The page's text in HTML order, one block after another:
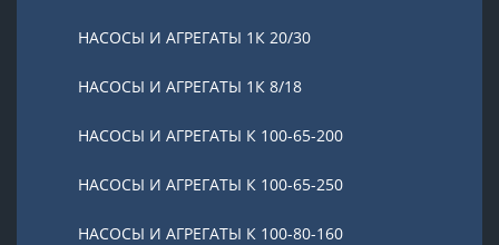
НАСОСЫ И АГРЕГАТЫ 1К 20/30
НАСОСЫ И АГРЕГАТЫ 1К 8/18
НАСОСЫ И АГРЕГАТЫ К 100-65-200
НАСОСЫ И АГРЕГАТЫ К 100-65-250
НАСОСЫ И АГРЕГАТЫ К 100-80-160